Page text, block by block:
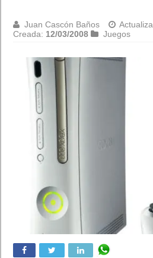
Juan Cascón Baños
Creada: 12/03/2008 Juegos